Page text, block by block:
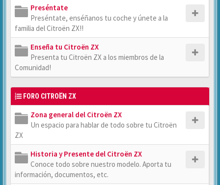
Preséntate
Preséntate, enséñanos tu coche y únete a la
familia del Citroën ZX!!
Enseña tu Citroën ZX
Presenta tu Citroën ZX a los miembros de la
Comunidad!
FORO CITROËN ZX
Zona general del Citroën ZX
Un espacio para hablar de todo sobre tu Citroën
ZX
Historia y Presente del Citroën ZX
Conoce todo sobre nuestro modelo. Aporta tu
información, documentos, etc.